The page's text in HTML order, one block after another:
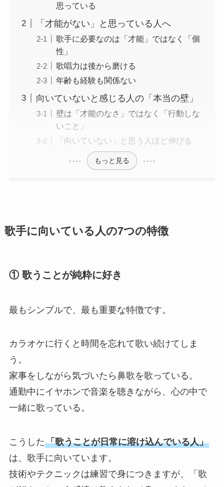
思っている
「才能がない」と思っている人へ
歌手に必要なのは「才能」ではなく「個
性」
歌唱力は後から磨ける
年齢も経験も関係ない
向いていないと感じる人の「本当の壁」
壁は「才能のなさ」ではなく「行動しな
いこと」
「向いていない」と思う人ほど伸びる
もっと見る
歌手に向いている人の7つの特徴
① 歌うことが純粋に好き
最もシンプルで、最も重要な特徴です。
カラオケに行くと時間を忘れて歌い続けてしま
う。
家事をしながら気づいたら鼻歌を歌っている。
通勤中にイヤホンで音楽を聴きながら、心の中で
一緒に歌っている。
こうした「歌うことが日常に溶け込んでいる人」
は、歌手に向いています。
技術やテクニックは練習で身につきますが、「歌